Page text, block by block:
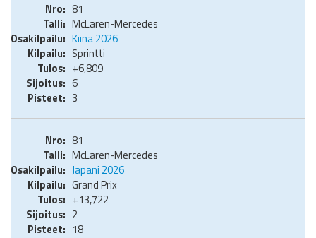
81
McLaren-Mercedes
Kiina 2026
Sprintti
+6,809
6
3
81
McLaren-Mercedes
Japani 2026
Grand Prix
+13,722
2
18